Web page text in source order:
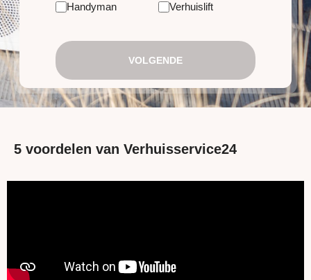
Handyman
Verhuislift
VOLGENDE
5 voordelen van Verhuisservice24